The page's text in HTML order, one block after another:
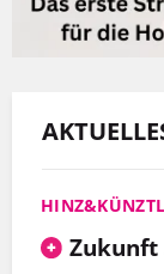
Zukunft